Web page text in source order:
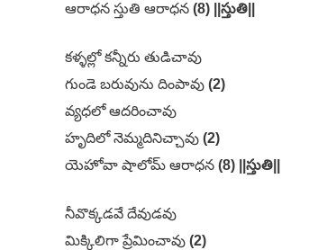
ఆరాధన స్తుతి ఆరాధన (8) ||స్తుతి||
కళ్ళల్లో కన్నీరు తుడిచావు
గుండె బరువును దింపావు (2)
వ్యధలో ఆదరించావు
హృదిలో నెమ్మదినిచ్చావు (2)
యెహోవా షాలోమ్ ఆరాధన (8) ||స్తుతి||
నీవొక్కడవే దేవుడవు
మిక్కిలిగా ప్రేమించావు (2)